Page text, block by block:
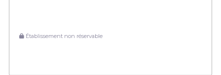
Établissement non réservable